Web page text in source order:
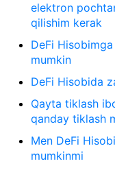
elektron
qilishim kerak
DeFi
mumkin
DeFi Hisobida
Qayta tiklash
qanday tiklash
Men DeFi
mumkinmi